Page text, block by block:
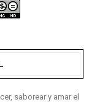
saborear y amar el